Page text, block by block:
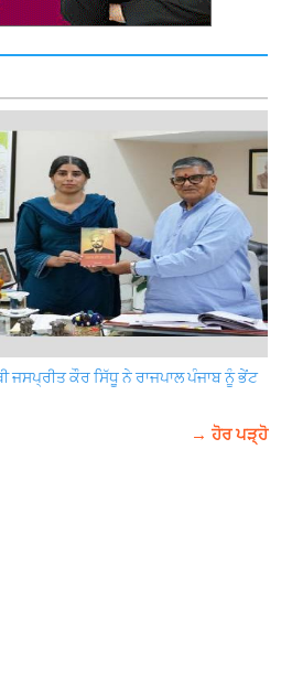
ਜਸਪ੍ਰੀਤ ਕੌਰ ਸਿੱਧੂ ਨੇ ਰਾਜਪਾਲ ਪੰਜਾਬ ਨੂੰ ਭੇਂਟ
→ ਹੋਰ ਪੜ੍ਹੋ